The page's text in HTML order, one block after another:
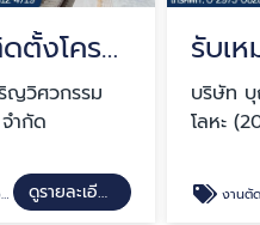
รับเหมาติดตั้งโครงสร้างหลังคา
ญวิศวกรรม
ำกัด
ดูรายละเอียด
บริษัท
โลหะ
งานตัดเลเ